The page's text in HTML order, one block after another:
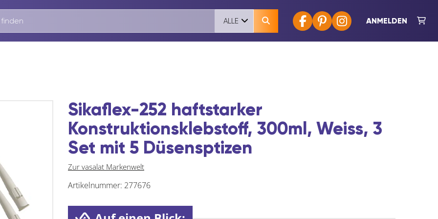
ANMELDEN
ALLE
Sikaflex-252 haftstarker
Konstruktionsklebstoff, 300ml, Weiss, 3
Set mit 5 Düsensptizen
Zur vasalat Markenwelt
Artikelnummer: 277676